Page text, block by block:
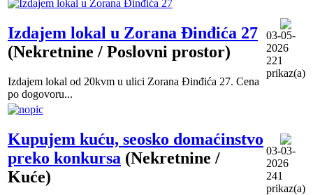
Izdajem lokal u Zorana Đinđića 27
(Nekretnine / Poslovni prostor)
Izdajem lokal od 20kvm u ulici Zorana Đinđića 27. Cena
po dogovoru...
03-05-
2026
221
prikaz(a)
Kupujem kuću, seosko domaćinstvo
preko konkursa (Nekretnine /
Kuće)
03-03-
2026
241
prikaz(a)